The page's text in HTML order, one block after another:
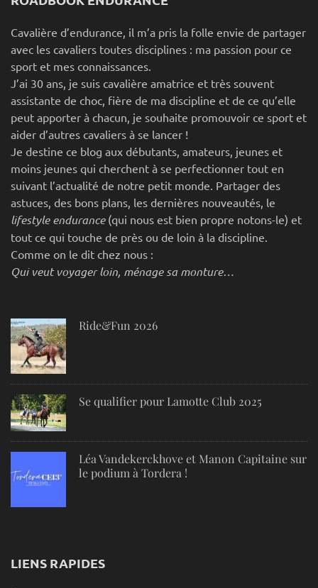
Cavalière d’endurance, il m’a pris la folle envie de partager
avec les cavaliers toutes disciplines : ma passion pour ce
sport et mes connaissances.
J’ai 30 ans, je suis cavalière amatrice et très souvent
assistante de choc, fière de ma discipline et de ce qu’elle
peut apporter à chacun, je souhaite promouvoir ce sport et
aider d’autres cavaliers à se lancer !
Je destine ce blog aux débutants, amateurs, jeunes et
moins jeunes qui cherchent à se perfectionner tout en
suivant l’actualité de notre petit monde. Partager des
astuces, des bons plans, les dernières nouveautés, le
lifestyle endurance(qui nous est bien propre notons-le) et
tout ce qui touche de près ou de loin à la discipline.
Comme on le dit chez nous :
Qui veut voyager loin, ménage sa monture…
Ride&Fun 2026
Se qualifier pour Lamotte Club 2025
Léa Vandekerckhove et Manon Capitaine sur
le podium à Tordera !
LIENS RAPIDES